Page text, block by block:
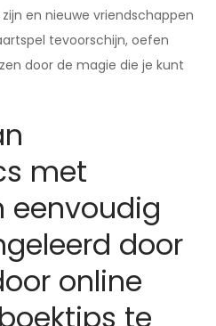
en nieuwe vriendschappen
tevoorschijn, oefen
door de magie die je kunt
met
eenvoudig
door
online
te